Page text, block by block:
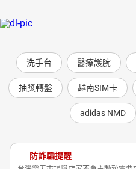
洗手台 醫療護腕
抽獎轉盤 越南SIM卡
adidas NMD
防詐騙提醒